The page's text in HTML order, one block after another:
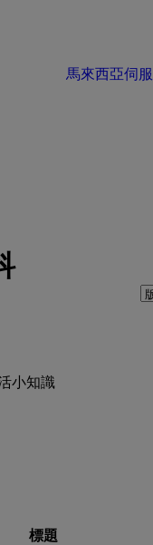
馬來西亞伺
小知識
標題